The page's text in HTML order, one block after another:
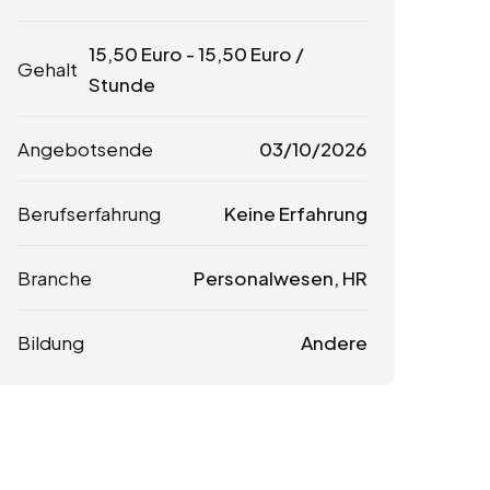
Gehalt
15,50 Euro -15,50 Euro /
Stunde
Angebotsende 03/10/2026
Berufserfahrung Keine Erfahrung
Branche Personalwesen, HR
Bildung Andere